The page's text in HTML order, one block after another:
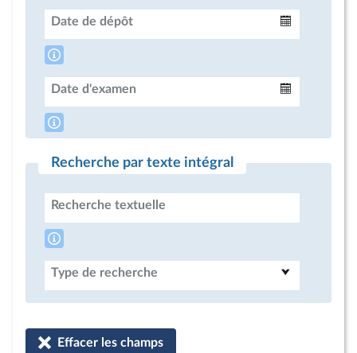
Date de dépôt
Date d'examen
Recherche par texte intégral
Recherche textuelle
Type de recherche
Effacer les champs